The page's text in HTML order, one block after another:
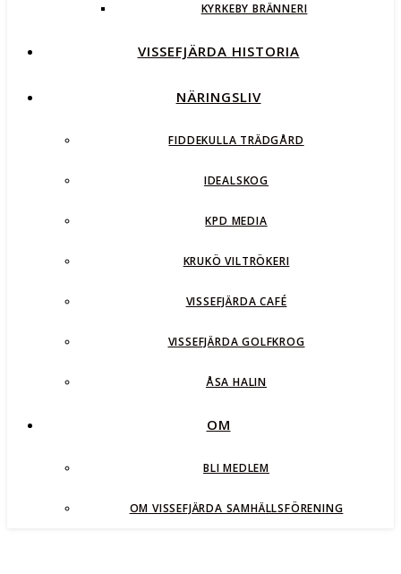
KYRKEBY BRÄNNERI
VISSEFJÄRDA HISTORIA
NÄRINGSLIV
FIDDEKULLA TRÄDGÅRD
IDEALSKOG
KPD MEDIA
KRUKÖ VILTRÖKERI
VISSEFJÄRDA CAFÉ
VISSEFJÄRDA GOLFKROG
ÅSA HALIN
OM
BLI MEDLEM
OM VISSEFJÄRDA SAMHÄLLSFÖRENING